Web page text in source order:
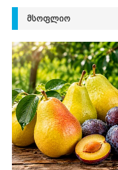
ᲛᲡᲝᲤᲚᲘᲝ